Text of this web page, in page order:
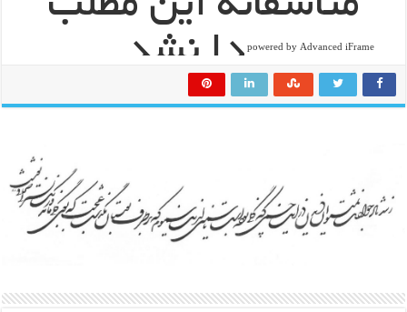
powered by Advanced iFrame